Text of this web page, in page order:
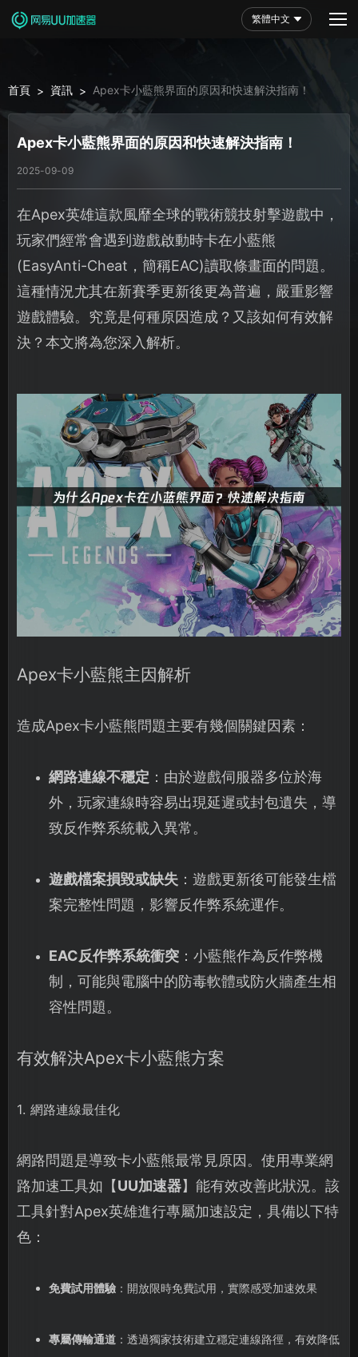
繁體中文
首頁 > 資訊 > Apex卡小藍熊界面的原因和快速解決指南！
Apex卡小藍熊界面的原因和快速解決指南！
2025-09-09
在Apex英雄這款風靡全球的戰術競技射擊遊戲中，
玩家們經常會遇到遊戲啟動時卡在小藍熊
(EasyAnti-Cheat，簡稱EAC)讀取條畫面的問題。
這種情況尤其在新賽季更新後更為普遍，嚴重影響
遊戲體驗。究竟是何種原因造成？又該如何有效解
決？本文將為您深入解析。
Apex卡小藍熊主因解析
造成Apex卡小藍熊問題主要有幾個關鍵因素：
網路連線不穩定 ：由於遊戲伺服器多位於海
外，玩家連線時容易出現延遲或封包遺失，導
致反作弊系統載入異常。
遊戲檔案損毀或缺失：遊戲更新後可能發生檔
案完整性問題，影響反作弊系統運作。
EAC反作弊系統衝突：小藍熊作為反作弊機
制，可能與電腦中的防毒軟體或防火牆產生相
容性問題。
有效解決Apex卡小藍熊方案
1. 網路連線最佳化
網路問題是導致卡小藍熊最常見原因。使用專業網
路加速工具如【UU加速器】能有效改善此狀況。該
工具針對Apex英雄進行專屬加速設定，具備以下特
色：
免費試用體驗：開放限時免費試用，實際感受加速效果
專屬傳輸通道：透過獨家技術建立穩定連線路徑，有效降低